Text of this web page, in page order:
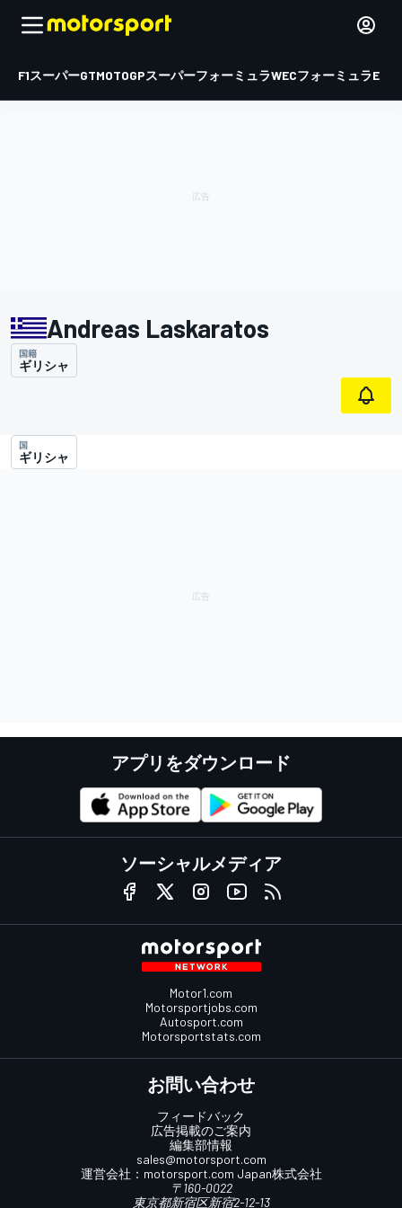
F1スーパーGTMOTOGPスーパーフォーミュラWECフォーミュラE
Andreas Laskaratos
国籍
ギリシャ
国
ギリシャ
アプリをダウンロード
ソーシャルメディア
Motor1.com
Motorsportjobs.com
Autosport.com
Motorsportstats.com
お問い合わせ
フィードバック
広告掲載のご案内
編集部情報
sales@motorsport.com
運営会社： motorsport.com Japan株式会社
〒160-0022
東京都新宿区新宿2-12-13